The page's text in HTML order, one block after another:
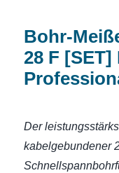
Bohr-
28 F [SET]
Der
kabelgebundener